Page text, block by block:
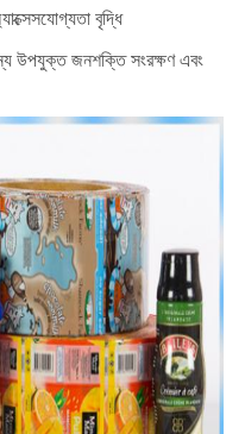
বৃদ্ধি
উপযুক্ত জনশক্তি সংরক্ষণ এবং